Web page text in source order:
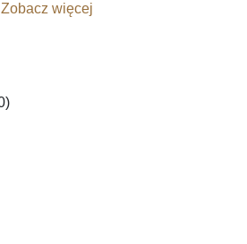
Zobacz więcej